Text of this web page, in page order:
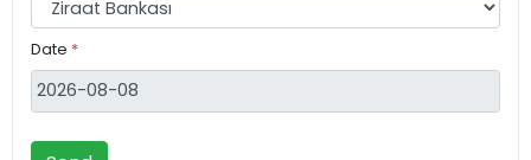
Date *